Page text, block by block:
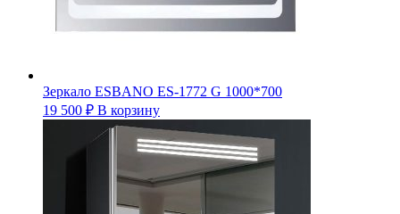
Зеркало ESBANO ES-1772 G 1000*700
19 500 ₽ В корзину